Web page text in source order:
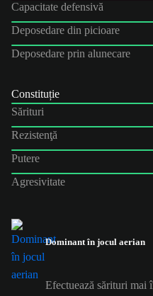
Capacitate defensivă
Deposedare din picioare
Deposedare prin alunecare
Constituție
Sărituri
Rezistenţă
Putere
Agresivitate
Dominant în jocul aerian
Efectuează sărituri mai